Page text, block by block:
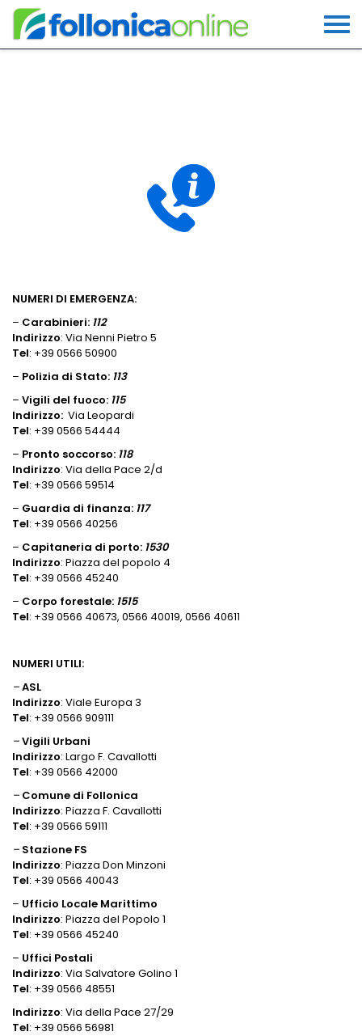
Numeri di Emergenza
NUMERI DI EMERGENZA:
– Carabinieri: 112
Indirizzo: Via Nenni Pietro 5
Tel: +39 0566 50900
– Polizia di Stato: 113
– Vigili del fuoco: 115
Indirizzo: Via Leopardi
Tel: +39 0566 54444
– Pronto soccorso: 118
Indirizzo: Via della Pace 2/d
Tel: +39 0566 59514
– Guardia di finanza: 117
Tel: +39 0566 40256
– Capitaneria di porto: 1530
Indirizzo: Piazza del popolo 4
Tel: +39 0566 45240
– Corpo forestale: 1515
Tel: +39 0566 40673, 0566 40019, 0566 40611
NUMERI UTILI:
–ASL
Indirizzo: Viale Europa 3
Tel: +39 0566 909111
–Vigili Urbani
Indirizzo: Largo F. Cavallotti
Tel: +39 0566 42000
– Comune di Follonica
Indirizzo: Piazza F. Cavallotti
Tel: +39 0566 59111
– Stazione FS
Indirizzo: Piazza Don Minzoni
Tel: +39 0566 40043
– Ufficio Locale Marittimo
Indirizzo: Piazza del Popolo 1
Tel: +39 0566 45240
– Uffici Postali
Indirizzo: Via Salvatore Golino 1
Tel: +39 0566 48551
Indirizzo: Via della Pace 27/29
Tel: +39 0566 56981